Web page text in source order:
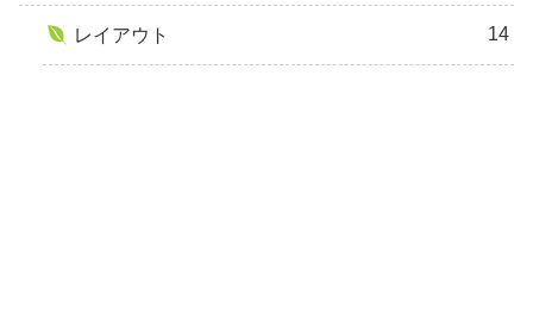
レイアウト 14